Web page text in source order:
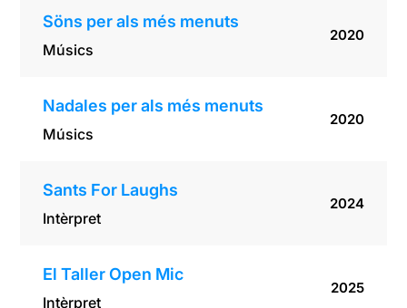
Söns per als més menuts
Músics
2020
Nadales per als més menuts
Músics
2020
Sants For Laughs
Intèrpret
2024
El Taller Open Mic
Intèrpret
2025